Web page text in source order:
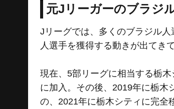
元Jリーガーのブラジ
Jリーグでは、多くのブラジル
人選手を獲得する動きが出てきて
現在、5部リーグに相当する栃
に加入。その後、2019年に栃木
の、2021年に栃木シティに完全